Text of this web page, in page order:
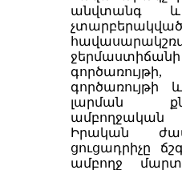
անվտանգ և
չտարբերակված
լարման
Իրական
ցուցադրիչը
ամբողջ